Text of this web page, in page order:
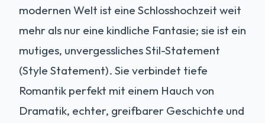
modernen Welt ist eine Schlosshochzeit weit
mehr als nur eine kindliche Fantasie; sie ist ein
mutiges, unvergessliches Stil-Statement
(Style Statement). Sie verbindet tiefe
Romantik perfekt mit einem Hauch von
Dramatik, echter, greifbarer Geschichte und